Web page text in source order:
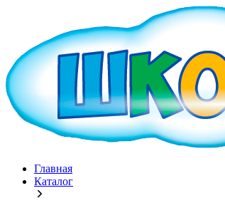
Главная
Каталог